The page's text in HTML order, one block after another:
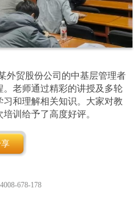
外贸股份公司的中基层管理者
老师通过精彩的讲授及多轮
和理解相关知识。大家对教
训给予了高度好评。
678-178